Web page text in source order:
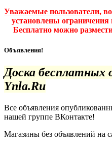
Уважаемые пользователи,
установлены
Бесплатно можно
Объявления!
Доска бесплатных
Ynla.Ru
Все объявления
нашей группе ВКонтакте!
Магазины без объявлений на